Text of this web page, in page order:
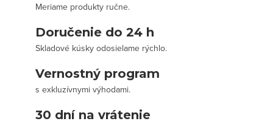
Meriame produkty ručne.
Doručenie do 24 h
Skladové kúsky odosielame rýchlo.
Vernostný program
s exkluzívnymi výhodami.
30 dní na vrátenie